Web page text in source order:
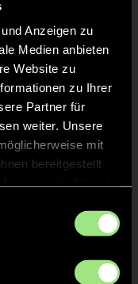
Anzeigen zu
Medien anbieten
Website zu
zu Ihrer
Partner für
weiter. Unsere
mit
bereitgestellt